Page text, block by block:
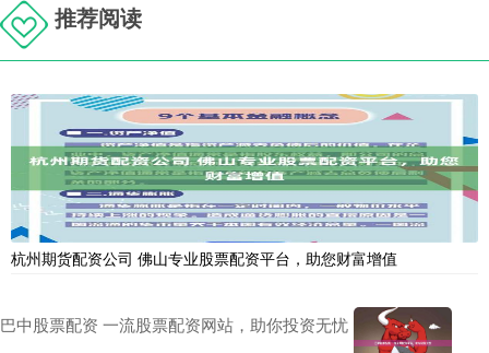
推荐阅读
杭州期货配资公司 佛山专业股票配资平台，助您财富增值
巴中股票配资 一流股票配资网站，助你投资无忧